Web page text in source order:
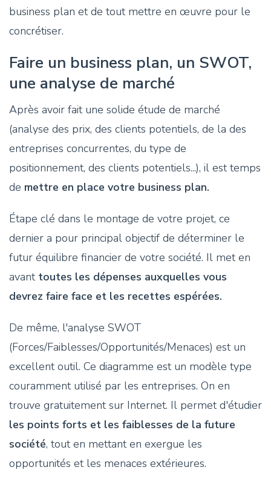
business plan et de tout mettre en œuvre pour le
concrétiser.
Faire un business plan, un SWOT,
une analyse de marché
Après avoir fait une solide étude de marché
(analyse des prix, des clients potentiels, de la des
entreprises concurrentes, du type de
positionnement, des clients potentiels...), il est temps
de mettre en place votre business plan.
Étape clé dans le montage de votre projet, ce
dernier a pour principal objectif de déterminer le
futur équilibre financier de votre société. Il met en
avant toutes les dépenses auxquelles vous
devrez faire face et les recettes espérées.
De même, l'analyse SWOT
(Forces/Faiblesses/Opportunités/Menaces) est un
excellent outil. Ce diagramme est un modèle type
couramment utilisé par les entreprises. On en
trouve gratuitement sur Internet. Il permet d'étudier
les points forts et les faiblesses de la future
société, tout en mettant en exergue les
opportunités et les menaces extérieures.